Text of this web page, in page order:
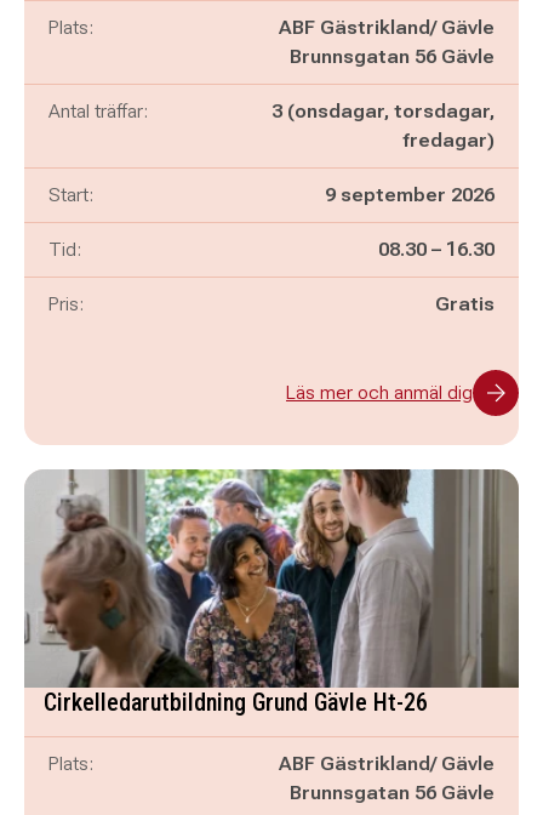
Plats:
ABF Gästrikland/ Gävle
Brunnsgatan 56 Gävle
Antal träffar:
3 (onsdagar, torsdagar,
fredagar)
Start: 9 september 2026
Tid: Pågår mellan
08.30 – och
16.30
Pris: Gratis
Läs mer och anmäl dig
Cirkelledarutbildning Grund Gävle Ht-26
Plats:
ABF Gästrikland/ Gävle
Brunnsgatan 56 Gävle